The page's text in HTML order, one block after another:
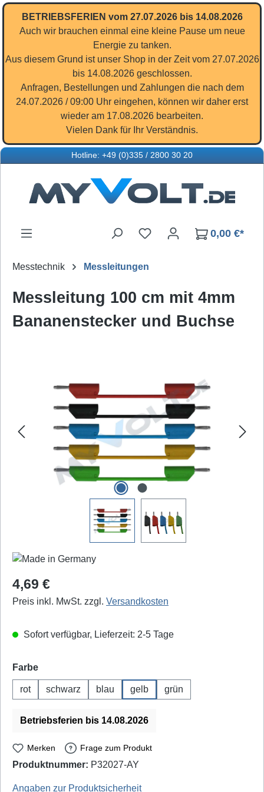
Zum Hauptinhalt springen
BETRIEBSFERIEN vom 27.07.2026 bis 14.08.2026
Auch wir brauchen einmal eine kleine Pause um neue
Energie zu tanken.
Aus diesem Grund ist unser Shop in der Zeit vom 27.07.2026
bis 14.08.2026 geschlossen.
Anfragen, Bestellungen und Zahlungen die nach dem
24.07.2026 / 09:00 Uhr eingehen, können wir daher erst
wieder am 17.08.2026 bearbeiten.
Vielen Dank für Ihr Verständnis.
Hotline: +49 (0)335 / 2800 30 20
Du hast 0 Produkte auf
0,00 €*
Messtechnik Messleitungen
Messleitung 100 cm mit 4mm
Bananenstecker und Buchse
Regulärer Preis:
4,69 €
Preis inkl. MwSt. zzgl. Versandkosten
Sofort verfügbar, Lieferzeit: 2-5 Tage
Farbeauswählen
rot schwarz blau gelb grün
Betriebsferien bis 14.08.2026
Merken Frage zum Produkt
Produktnummer: P32027-AY
Angaben zur Produktsicherheit